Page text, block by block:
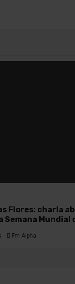
Flores: charla
Semana Mundial
Fm Alpha